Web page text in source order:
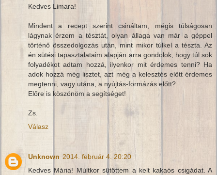
Kedves Limara!
Mindent a recept szerint csináltam, mégis túlságosan
lágynak érzem a tésztát, olyan állaga van már a géppel
történő összedolgozás után, mint mikor túlkel a tészta. Az
én sütési tapasztalataim alapján arra gondolok, hogy túl sok
folyadékot adtam hozzá, ilyenkor mit érdemes tenni? Ha
adok hozzá még lisztet, azt még a kelesztés előtt érdemes
megtenni, vagy utána, a nyújtás-formázás előtt?
Előre is köszönöm a segítséget!
Zs.
Válasz
Unknown 2014. február 4. 20:20
Kedves Mária! Múltkor sütöttem a kelt kakaós csigádat. A